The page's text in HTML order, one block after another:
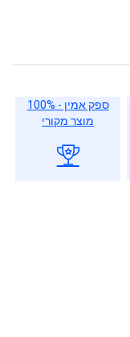
ספק אמין - 100%
מוצר מקורי